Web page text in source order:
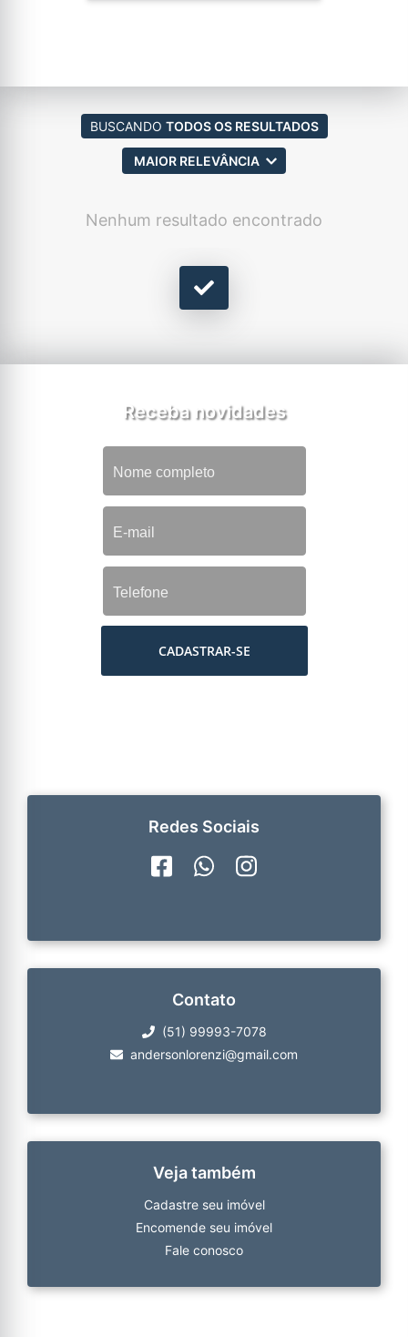
BUSCANDO TODOS OS RESULTADOS
MAIOR RELEVÂNCIA
Nenhum resultado encontrado
Receba novidades
CADASTRAR-SE
Redes Sociais
Contato
(51) 99993-7078
andersonlorenzi@gmail.com
Veja também
Cadastre seu imóvel
Encomende seu imóvel
Fale conosco